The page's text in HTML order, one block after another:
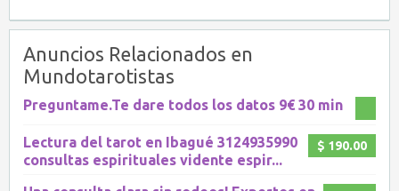
Anuncios Relacionados en
Mundotarotistas
Preguntame.Te dare todos los datos 9€ 30 min
$ 190.00
Lectura del tarot en Ibagué 3124935990
consultas espirituales vidente espir...